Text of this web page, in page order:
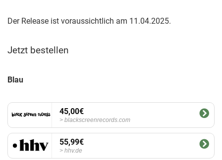
Der Release ist voraussichtlich am 11.04.2025.
Jetzt bestellen
Blau
45,00€
blackscreenrecords.com
55,99€
hhv.de